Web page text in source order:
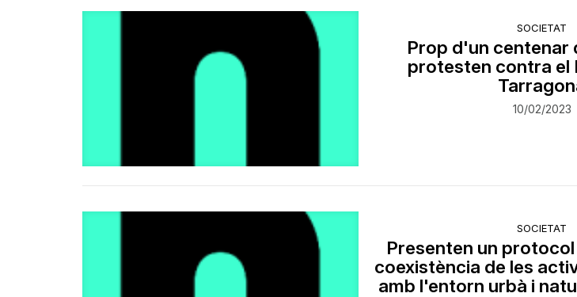
SOCIETAT
Prop d'un centenar
protesten contra el
10/02/2023
SOCIETAT
Presenten un
coexistència de les
amb l'entorn urbà i